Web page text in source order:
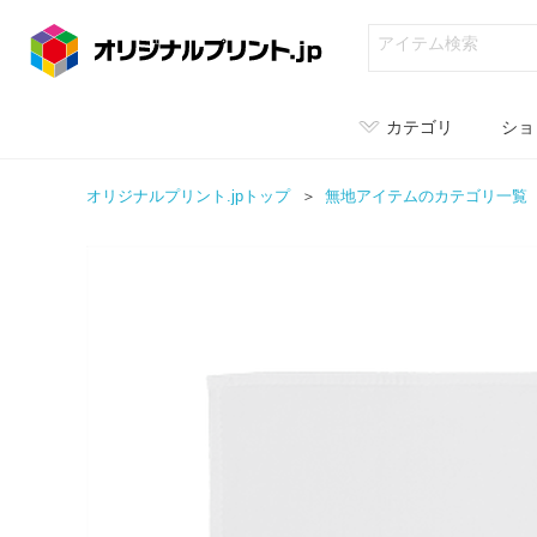
カテゴリ シ
オリジナルプリント.jpトップ 無地アイテムのカテゴリ一覧